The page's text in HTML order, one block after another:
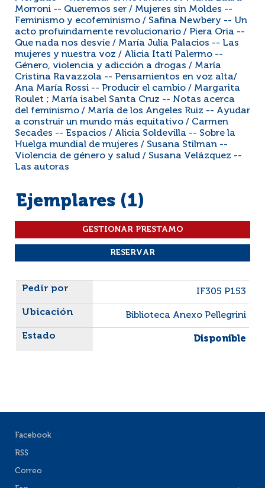
Morroni -- Queremos ser / Mujeres sin Moldes --
Feminismo y ecofeminismo / Safina Newbery -- Un
acto profuindamente revolucionario / Piera Oria --
Que nada nos desvíe / María Julia Palacios -- Las
mujeres y nuestra voz / Alicia Itatí Palermo --
Género, violencia y adicción a drogas / María
Cristina Ravazzola -- Pensamientos en voz alta/
Ana María Rossi -- Producir el cambio / Margarita
Roulet ; María isabel Santa Cruz -- Notas acerca
del feminismo / María de los Angeles Ruiz -- Ayudar
a construir un mundo más equitativo / Carmen
Secades -- Espacios / Alicia Soldevilla -- Sobre la
Huelga mundial de mujeres / Susana Stilman --
Violencia de género y salud / Susana Velázquez --
Las autoras
Ejemplares (1)
Liste des exemplaires
IF305 P153
Biblioteca Anexo Pellegrini
Disponible
Facebook
RSS
Correo